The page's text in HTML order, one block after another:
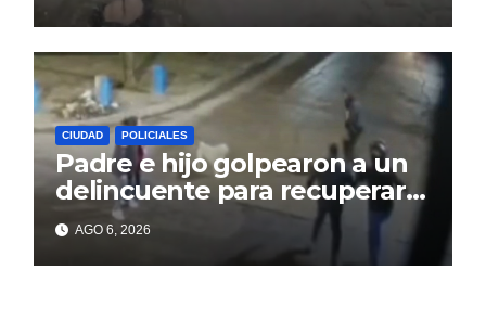
CIUDAD POLICIALES
Padre e hijo golpearon a un
delincuente para recuperar
un celular robado en Berisso
AGO 6, 2026